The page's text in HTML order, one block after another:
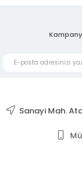
Sanayi Mah.